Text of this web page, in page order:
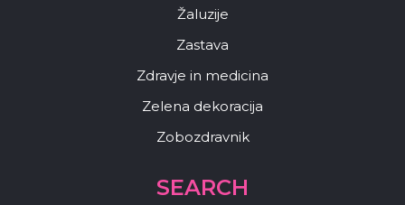
Žaluzije
Zastava
Zdravje in medicina
Zelena dekoracija
Zobozdravnik
SEARCH